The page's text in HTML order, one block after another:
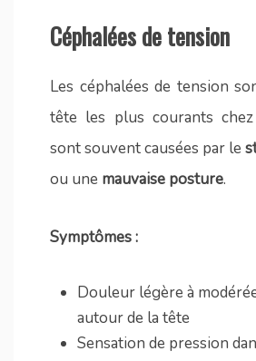
Céphalées de tension
Les céphalées de tension
tête les plus courants chez
sont souvent causées par le
ou une mauvaise posture.
Symptômes :
Douleur légère à
autour de la tête
Sensation de pression